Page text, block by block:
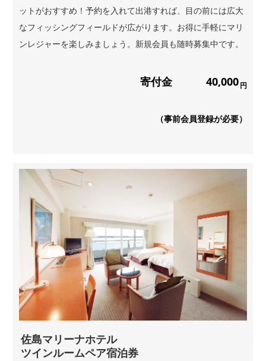
ットがおすすめ！予約を入れて出港すれば、目の前には広大
なフィッシングフィールドが広がります。お得に手軽にマリ
ンレジャーを楽しみましょう。新規会員も随時募集中です。
寄付金 40,000円
（事前会員登録が必要）
佐島マリーナホテル
ツインルームペア宿泊券